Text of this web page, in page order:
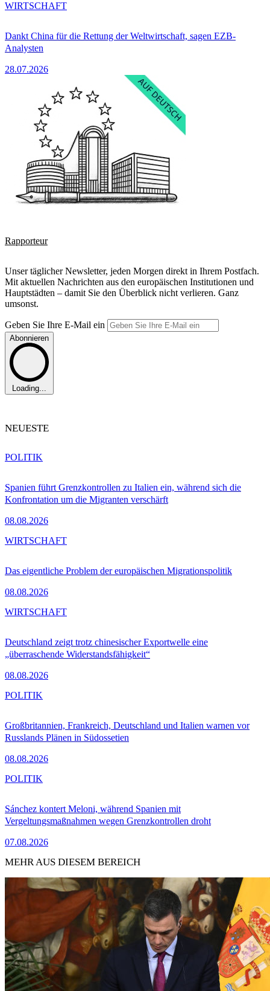
Dankt China für die Rettung der Weltwirtschaft, sagen EZB-
Analysten
28.07.2026
WIRTSCHAFT
Rapporteur
Unser täglicher Newsletter, jeden Morgen direkt in Ihrem Postfach.
Mit aktuellen Nachrichten aus den europäischen Institutionen und
Hauptstädten – damit Sie den Überblick nicht verlieren. Ganz
umsonst.
Geben Sie Ihre E-Mail ein
Abonnieren
Loading...
NEUESTE
Spanien führt Grenzkontrollen zu Italien ein, während sich die
Konfrontation um die Migranten verschärft
08.08.2026
POLITIK
Das eigentliche Problem der europäischen Migrationspolitik
08.08.2026
WIRTSCHAFT
Deutschland zeigt trotz chinesischer Exportwelle eine
„überraschende Widerstandsfähigkeit“
08.08.2026
WIRTSCHAFT
Großbritannien, Frankreich, Deutschland und Italien warnen vor
Russlands Plänen in Südossetien
08.08.2026
POLITIK
Sánchez kontert Meloni, während Spanien mit
Vergeltungsmaßnahmen wegen Grenzkontrollen droht
07.08.2026
POLITIK
MEHR AUS DIESEM BEREICH